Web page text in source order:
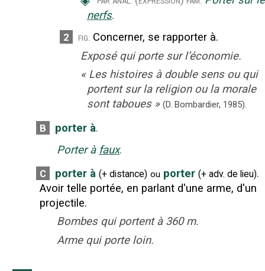
nerfs.
2 fig. Concerner, se rapporter à.
Exposé qui porte sur l’économie.
« Les histoires à double sens ou qui
portent sur la religion ou la morale
sont taboues » (D. Bombardier, 1985).
B porter à.
Porter à faux.
C porter à (+ distance) ou porter (+ adv. de lieu).
Avoir telle portée, en parlant d'une arme, d'un
projectile.
Bombes qui portent à 360 m.
Arme qui porte loin.